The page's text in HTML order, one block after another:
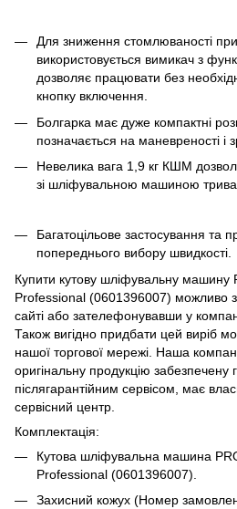
Для зниження стомлюваності
використовується вимикач з
дозволяє працювати без
кнопку включення.
Болгарка має дуже компактні
позначається на маневреності і
Невелика вага 1,9 кг КШМ
зі шліфувальною машиною
Багатоцільове застосування та
попереднього вибору швидкості.
Купити кутову шліфувальну машину
Professional (0601396007) можливо
сайті або зателефонувавши у
Також вигідно придбати цей виріб
нашої торгової мережі. Наша
оригінальну продукцію забезпечену
післягарантійним сервісом, має
сервісний центр.
Комплектація:
Кутова шліфувальна машина
Professional (0601396007).
Захисний кожух (Номер